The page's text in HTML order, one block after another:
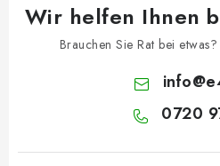
Wir helfen Ihnen
Brauchen Sie Rat bei
info@
0720